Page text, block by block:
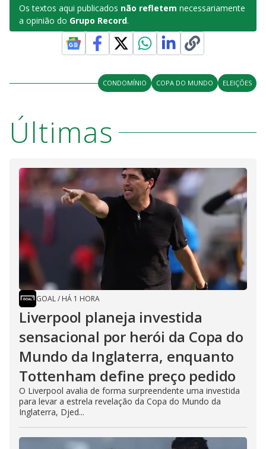
Os textos aqui publicados não refletem necessariamente
a opinião do Grupo Record.
CONDOMÍNIO COPA DO MUNDO ELEIÇÕES
Últimas
GOAL/ HÁ 1 HORA
Liverpool planeja investida
sensacional por herói da Copa do
Mundo da Inglaterra, enquanto
Tottenham define preço pedido
O Liverpool avalia de forma surpreendente uma investida
para levar a estrela revelação da Copa do Mundo da
Inglaterra, Djed...